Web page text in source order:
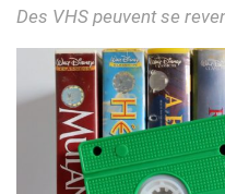
Des VHS peuvent se